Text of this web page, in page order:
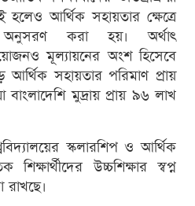
হলেও আর্থিক সহায়তার ক্ষেত্রে
অনুসরণ করা হয়। অর্থাৎ
মূল্যায়নের অংশ হিসেবে
আর্থিক সহায়তার পরিমাণ প্রায়
মুদ্রায় প্রায় ৯৬ লাখ
স্কলারশিপ ও আর্থিক
শিক্ষার্থীদের উচ্চশিক্ষার স্বপ্ন
রাখছে।